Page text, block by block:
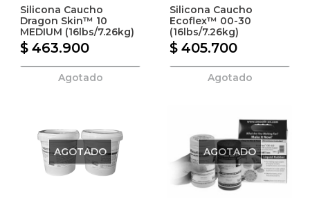
Silicona Caucho
Dragon Skin™ 10
MEDIUM (16lbs/7.26kg)
$ 463.900
Agotado
Silicona Caucho
Ecoflex™ 00-30
(16lbs/7.26kg)
$ 405.700
Agotado
AGOTADO AGOTADO